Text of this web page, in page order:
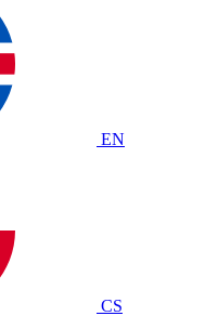
EN
CS